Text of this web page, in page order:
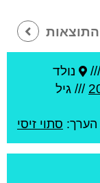
נולד
/// גיל
סתוי זיסי